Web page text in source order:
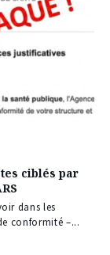
ciblés par
dans les
conformité –...